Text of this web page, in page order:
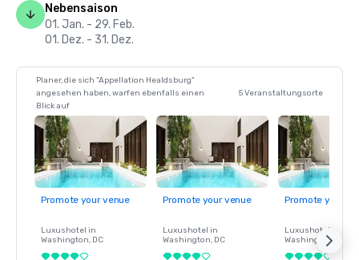
Nebensaison
01. Jan. - 29. Feb.
01. Dez. - 31. Dez.
Planer, die sich "Appellation Healdsburg"
angesehen haben, warfen ebenfalls einen
Blick auf
5 Veranstaltungsorte
Promote your venue
Luxushotel in
Washington, DC
Promote your venue
Luxushotel in
Washington, DC
Promote your
Luxushotel in
Washington